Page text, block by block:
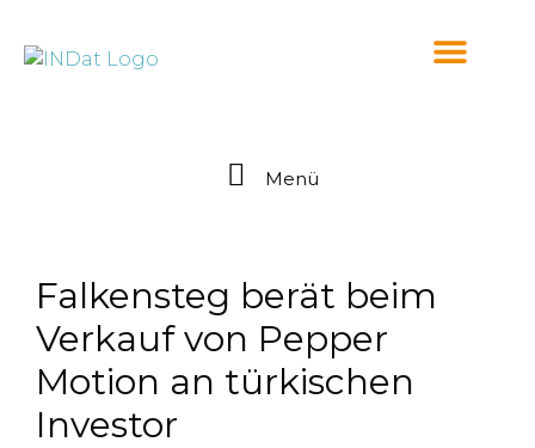
Menü
Falkensteg berät beim
Verkauf von Pepper
Motion an türkischen
Investor